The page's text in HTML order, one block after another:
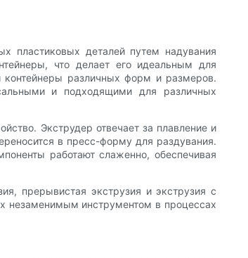
пластиковых деталей путем надувания
что делает его идеальным для
различных форм и размеров.
и подходящими для различных
Экструдер отвечает за плавление и
в пресс-форму для раздувания.
работают слаженно, обеспечивая
прерывистая экструзия и экструзия с
незаменимым инструментом в процессах